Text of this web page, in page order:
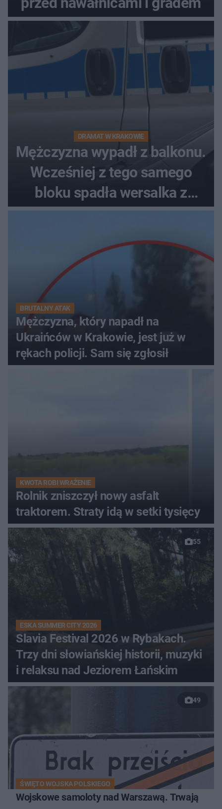
DRAMAT W KRAKOWIE
Mężczyzna wypadł z balkonu.
Wcześniej z tego samego
bloku spadła wersalka z
pościelą
BRUTALNY ATAK
Mężczyzna, który napadł na
Ukraińców w Krakowie, jest już w
rękach policji. Sam się zgłosił
KWOTA ROBI WRAŻENIE
Rolnik zniszczył nowy asfalt
traktorem. Straty idą w setki tysięcy
55
ESKA SUMMER CITY 2026
Slavia Festival 2026 w Rybakach.
Trzy dni słowiańskiej historii, muzyki
i relaksu nad Jeziorem Łańskim
49
ŚWIĘTO WOJSKA POLSKIEGO
Wojskowe samoloty nad Warszawą. Trwają